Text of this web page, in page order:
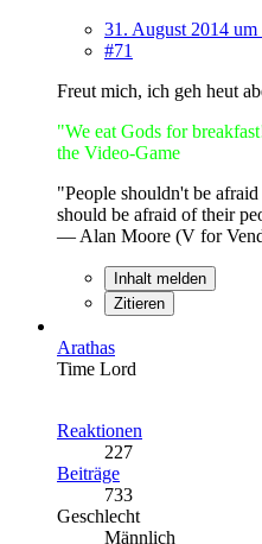
31. August 2014 um
#71
Freut mich, ich geh heut
"We eat Gods for
the Video-Game
"People shouldn't be
should be afraid of their
— Alan Moore (V for
Inhalt melden
Zitieren
Arathas
Time Lord
Reaktionen
227
Beiträge
733
Geschlecht
Männlich